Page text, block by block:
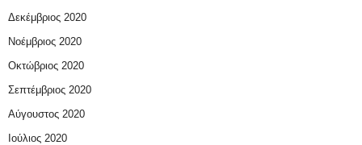
Δεκέμβριος 2020
Νοέμβριος 2020
Οκτώβριος 2020
Σεπτέμβριος 2020
Αύγουστος 2020
Ιούλιος 2020